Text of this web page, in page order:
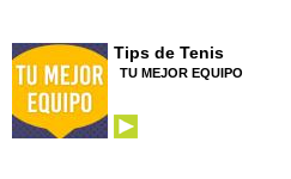
Tips de Tenis
TU MEJOR EQUIPO